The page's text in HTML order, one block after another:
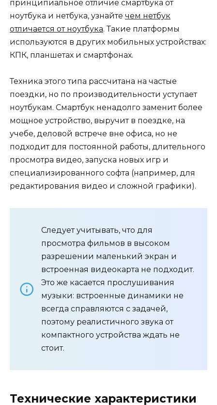
принципиальное отличие смартбука от
ноутбука и нетбука, узнайте чем нетбук
отличается от ноутбука. Такие платформы
используются в других мобильных устройствах:
КПК, планшетах и смартфонах.
Техника этого типа рассчитана на частые
поездки, но по производительности уступает
ноутбукам. Смартбук ненадолго заменит более
мощное устройство, выручит в поездке, на
учебе, деловой встрече вне офиса, но не
подходит для постоянной работы, длительного
просмотра видео, запуска новых игр и
специализированного софта (например, для
редактирования видео и сложной графики).
Следует учитывать, что для
просмотра фильмов в высоком
разрешении маленький экран и
встроенная видеокарта не подходит.
Это же касается прослушивания
музыки: встроенные динамики не
всегда справляются с задачей,
поэтому реалистичного звука от
компактного устройства ждать не
стоит.
Технические характеристики